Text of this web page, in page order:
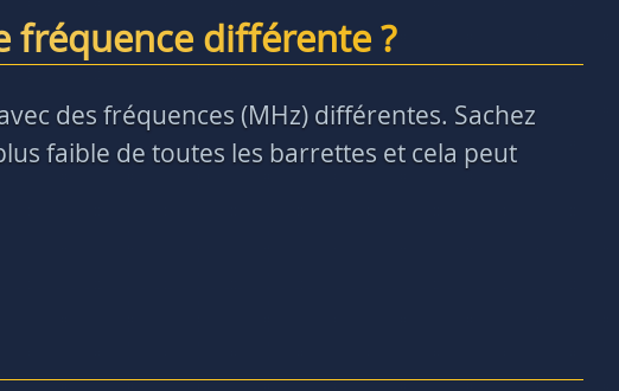
fréquence différente ?
des fréquences (MHz) différentes. Sachez
faible de toutes les barrettes et cela peut